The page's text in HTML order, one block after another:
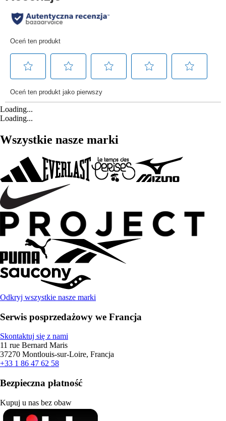
Loading...
Loading...
Wszystkie nasze marki
Odkryj wszystkie nasze marki
Serwis posprzedażowy we Francja
Skontaktuj się z nami
11 rue Bernard Maris
37270 Montlouis-sur-Loire, Francja
+33 1 86 47 62 58
Bezpieczna płatność
Kupuj u nas bez obaw